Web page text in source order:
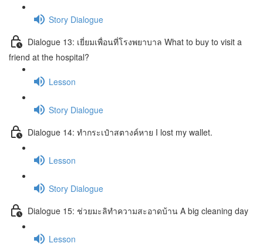
Story Dialogue
Dialogue 13: เยี่ยมเพื่อนที่โรงพยาบาล What to buy to visit a
friend at the hospital?
Lesson
Story Dialogue
Dialogue 14: ทำกระเป๋าสตางค์หาย I lost my wallet.
Lesson
Story Dialogue
Dialogue 15: ช่วยมะลิทำความสะอาดบ้าน A big cleaning day
Lesson